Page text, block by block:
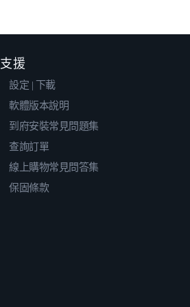
支援
設定 | 下載
軟體版本說明
到府安裝常見問題集
查詢訂單
線上購物常見問答集
保固條款